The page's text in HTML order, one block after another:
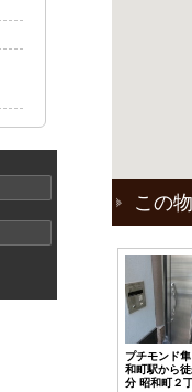
この
プチモンド
和町駅から
分 昭和町２